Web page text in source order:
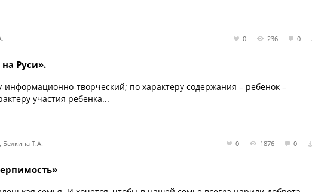
0 236 0
Руси».
творческий; по характеру содержания – ребенок –
участия ребенка...
Белкина Т.А. 0 1876 0